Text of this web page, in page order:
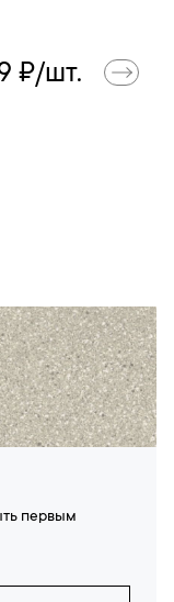
₽/шт.
первым